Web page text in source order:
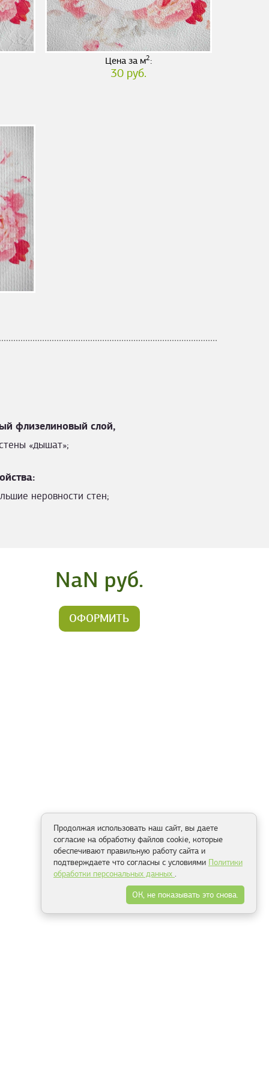
Цена за м2:
30 руб.
флизелиновый слой,
«дышат»;
неровности стен;
NaN руб.
ОФОРМИТЬ
Продолжая использовать наш сайт, вы даете
согласие на обработку файлов cookie, которые
обеспечивают правильную работу сайта и
подтверждаете что согласны с условиями Политики
обработки персональных данных .
ОК, не показывать это снова.